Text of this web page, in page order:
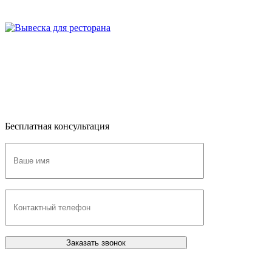
Бесплатная консультация